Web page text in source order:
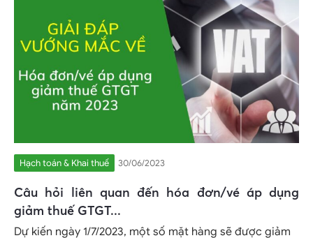
Hạch toán & Khai thuế 30/06/2023
Câu hỏi liên quan đến hóa đơn/vé áp dụng
giảm thuế GTGT...
Dự kiến ngày 1/7/2023, một số mặt hàng sẽ được giảm